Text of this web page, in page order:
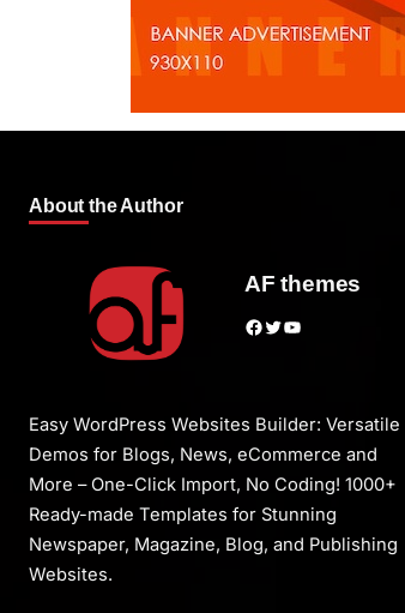
About the Author
AF themes
Facebook Twitter YouTube
Easy WordPress Websites Builder: Versatile
Demos for Blogs, News, eCommerce and
More – One-Click Import, No Coding! 1000+
Ready-made Templates for Stunning
Newspaper, Magazine, Blog, and Publishing
Websites.